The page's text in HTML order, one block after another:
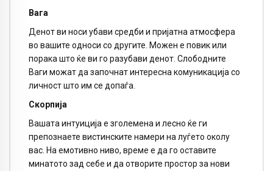
Вага
Денот ви носи убави средби и пријатна атмосфера
во вашите односи со другите. Можен е повик или
порака што ќе ви го разубави денот. Слободните
Ваги можат да започнат интересна комуникација со
личност што им се допаѓа.
Скорпија
Вашата интуиција е зголемена и лесно ќе ги
препознаете вистинските намери на луѓето околу
вас. На емотивно ниво, време е да го оставите
минатото зад себе и да отворите простор за нови